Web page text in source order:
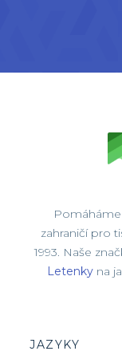
zahraničí pro
1993. Naše
Letenkyna
JAZYKY